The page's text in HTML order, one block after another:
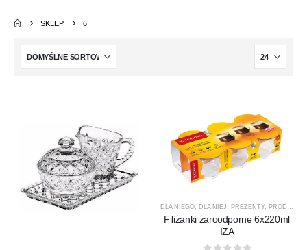
SKLEP 6
DLA NIEGO DLA NIEJ PREZENTY, PRODUCENCI
Filiżanki żaroodporne 6x220ml
IZA